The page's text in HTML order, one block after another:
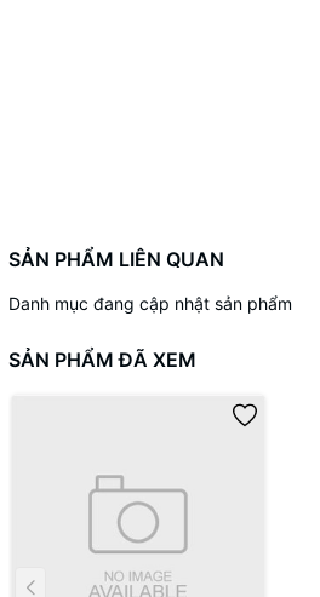
SẢN PHẨM LIÊN QUAN
Danh mục đang cập nhật sản phẩm
SẢN PHẨM ĐÃ XEM